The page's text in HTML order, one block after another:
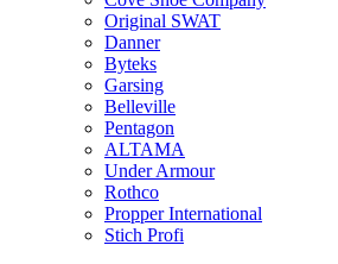
Original SWAT
Danner
Byteks
Garsing
Belleville
Pentagon
ALTAMA
Under Armour
Rothco
Propper International
Stich Profi